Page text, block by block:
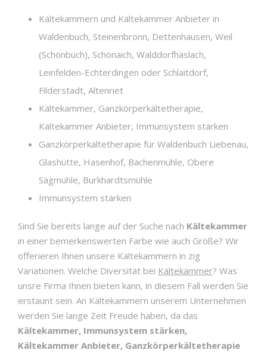
Kältekammern und Kältekammer Anbieter in
Waldenbuch, Steinenbronn, Dettenhausen, Weil
(Schönbuch), Schönaich, Walddorfhäslach,
Leinfelden-Echterdingen oder Schlaitdorf,
Filderstadt, Altenriet
Kältekammer, Ganzkörperkältetherapie,
Kältekammer Anbieter, Immunsystem stärken
Ganzkörperkältetherapie für Waldenbuch Liebenau,
Glashütte, Hasenhof, Bachenmühle, Obere
Sägmühle, Burkhardtsmühle
Immunsystem stärken
Sind Sie bereits lange auf der Suche nach Kältekammer
in einer bemerkenswerten Farbe wie auch Größe? Wir
offerieren Ihnen unsere Kältekammern in zig
Variationen. Welche Diversität bei Kältekammer? Was
unsre Firma Ihnen bieten kann, in diesem Fall werden Sie
erstaunt sein. An Kältekammern unserem Unternehmen
werden Sie lange Zeit Freude haben, da das
Kältekammer, Immunsystem stärken,
Kältekammer Anbieter, Ganzkörperkältetherapie